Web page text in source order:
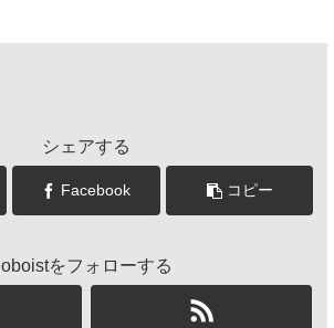
シェアする
Facebook コピー
oboistをフォローする